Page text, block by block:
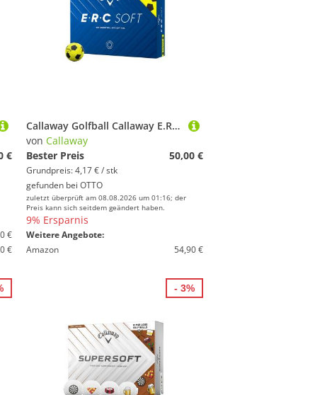
€
€
€
Callaway Golfball Callaway E.R.C. Soft Truvis Yellow Golfbälle – Maximale Länge, weiches, maximale Länge, weiches Gefühl und zuverlässige Kontrolle
von Callaway
Bester Preis
50,00 €
Grundpreis: 4,17 € / stk
gefunden bei OTTO
zuletzt überprüft am 08.08.2026 um 01:16; der
Preis kann sich seitdem geändert haben.
9% Ersparnis
Weitere Angebote:
Amazon
54,90 €
- 3%